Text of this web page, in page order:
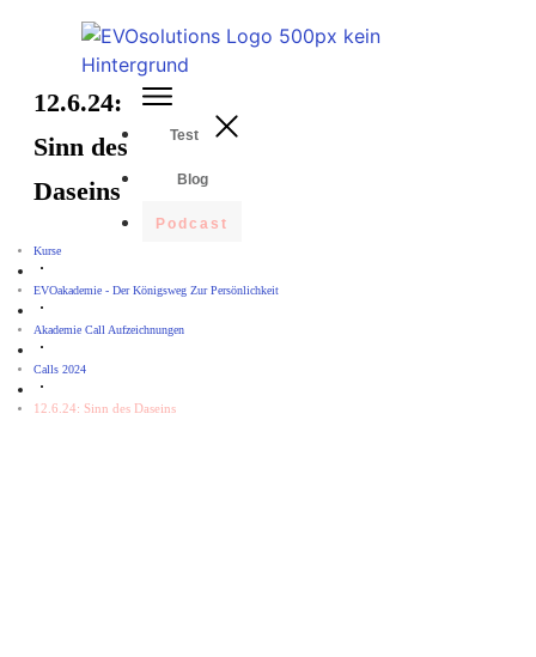
Test
Blog
Podcast
12.6.24:
Sinn des
Daseins
Kurse
EVOakademie - Der Königsweg Zur Persönlichkeit
Akademie Call Aufzeichnungen
Calls 2024
12.6.24: Sinn des Daseins